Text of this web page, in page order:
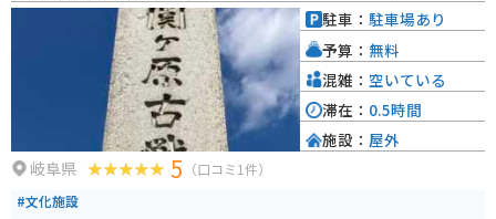
ポットも充実しています。 道の駅 織部の里・もとすは、美濃焼の魅力に触れ
ながら、地元の美味しいものを楽しめる道の駅です。
岐阜県 5 （口コミ1件）
#文化施設
駐車： 駐車場あり
予算： 無料
混雑： 空いている
滞在： 0.5時間
施設： 屋外